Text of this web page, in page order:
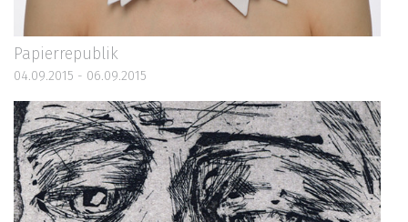
Papierrepublik
04.09.2015 - 06.09.2015